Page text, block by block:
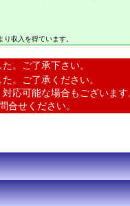
収入を得ています。
。ご了承下さい。
。ご了承ください。
応可能な場合もございます
合せください。